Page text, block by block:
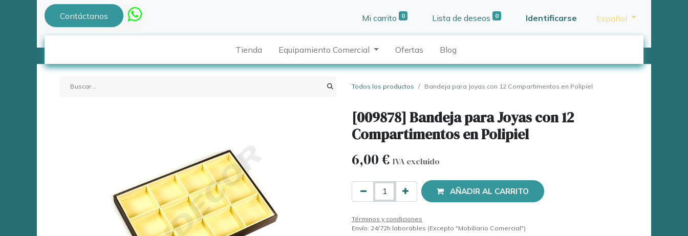
Contáctanos Mi carrito 0 Lista de deseos 0 Identificarse Español
Tienda Equipamiento Comercial Ofertas Blog
Todos los productos Bandeja para Joyas con 12 Compartimentos en Polipiel
[009878] Bandeja para Joyas con 12
Compartimentos en Polipiel
6,00€ IVA excluido
AÑADIR AL CARRITO
Términos y condiciones
Envío: 24/72h laborables (Excepto "Mobiliario Comercial")